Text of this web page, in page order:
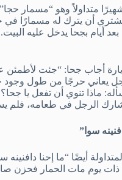
متداولاً وهو “مسمار
أن يترك له مسمارًا
أيام بجحا يدخل عليه البيت.
أجاب جحا: “جئت
يعاني حرجًا من طول وجود
ماذا تنوي أن تفعل يا
الرجل في طعامه، فلم
سوا”
أيضًا “ما إحنا
يوم مات الحمار فحزن